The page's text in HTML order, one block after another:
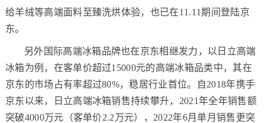
给羊绒等高端面料至臻洗烘体验，也已在11.11期间登陆京
东。
另外国际高端冰箱品牌也在京东相继发力，以日立高端
冰箱为例，在客单价超过15000元的高端冰箱品类中，其在
京东的市场占有率超过80%，稳居行业首位。自2018年携手
京东以来，日立高端冰箱销售持续攀升，2021年全年销售额
突破4000万元（客单价2.2万元），2022年6月单月销售更突